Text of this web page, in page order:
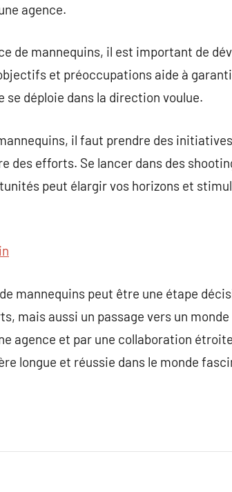
agence.
de mannequins, il est important de
et préoccupations aide à
déploie dans la direction voulue.
il faut prendre des
des efforts. Se lancer dans des
peut élargir vos horizons et
mannequins peut être une étape
mais aussi un passage vers un
agence et par une collaboration
longue et réussie dans le monde